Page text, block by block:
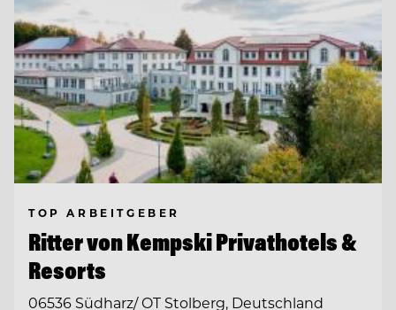
TOP ARBEITGEBER
Ritter von Kempski Privathotels &
Resorts
06536 Südharz/ OT Stolberg, Deutschland